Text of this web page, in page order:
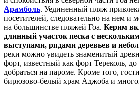
Арамболь. Уединенный пляж
посетителей, следовательно на нем и
на большинстве пляжей Гоа. Керим
длинный участок песка с
выступами, рядами деревьев и
реки можно увидеть знаменитый
форт, известный как форт Тереколь,
добраться на пароме. Кроме того,
бирюзово-белый храм Аджоба и